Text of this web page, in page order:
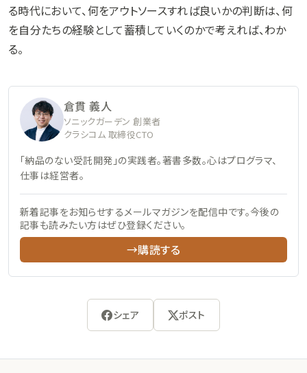
る時代において、何をアウトソースすれば良いかの判断は、何
を自分たちの経験として蓄積していくのかで考えれば、わか
る。
倉貫 義人
ソニックガーデン 創業者
クラシコム 取締役CTO
「納品のない受託開発」の実践者。著書多数。心はプログラマ、
仕事は経営者。
新着記事をお知らせするメールマガジンを配信中です。今後の
記事も読みたい方はぜひ登録ください。
→購読する
シェア ポスト